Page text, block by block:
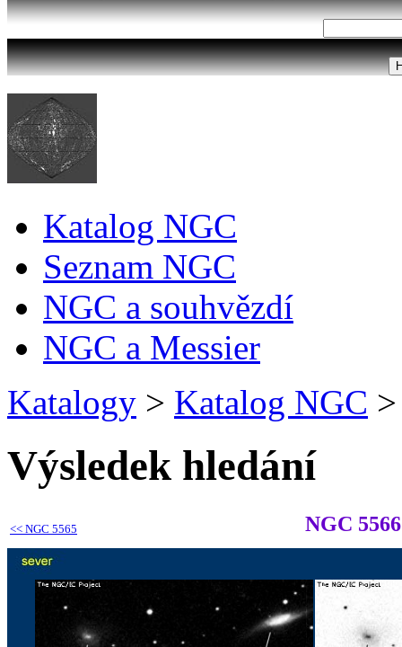
Katalog NGC
Seznam NGC
NGC a souhvězdí
NGC a Messier
Katalogy > Katalog NGC >
Výsledek hledání
<< NGC 5565 NGC 5566